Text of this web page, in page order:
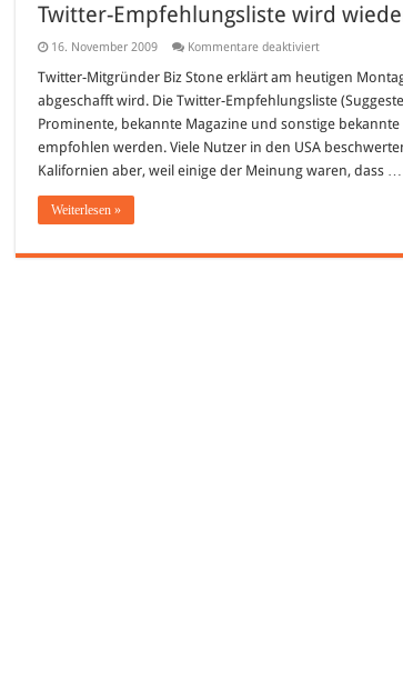
Twitter-Empfehlungsliste wird
16. November 2009 Kommentare deaktiviertfür
wird
wieder
abgeschafft
Twitter-Mitgründer Biz Stone erklärt am heutigen
abgeschafft wird. Die Twitter-Empfehlungsliste
Prominente, bekannte Magazine und sonstige
empfohlen werden. Viele Nutzer in den USA
Kalifornien aber, weil einige der Meinung waren, dass …
Weiterlesen »